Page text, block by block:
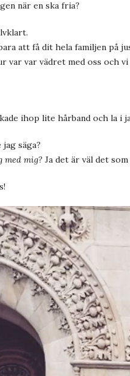
när en ska fria?
att få dit hela familjen på
var var vädret med oss och
ihop lite hårband och la i
säga?
med mig? Ja det är väl det